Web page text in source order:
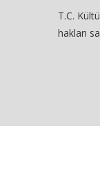
T.C.
hakları